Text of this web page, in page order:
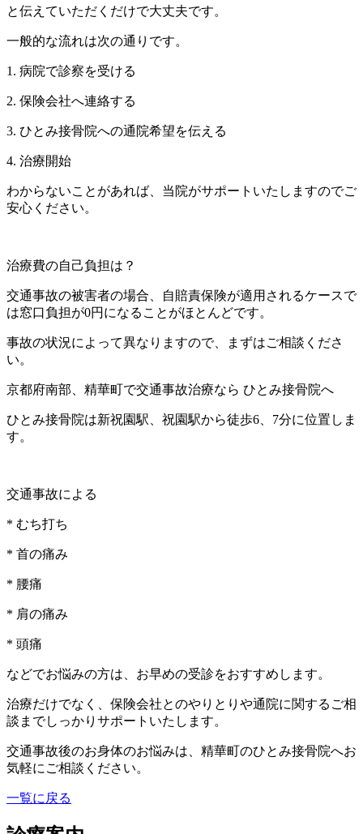
と伝えていただくだけで大丈夫です。
一般的な流れは次の通りです。
1. 病院で診察を受ける
2. 保険会社へ連絡する
3. ひとみ接骨院への通院希望を伝える
4. 治療開始
わからないことがあれば、当院がサポートいたしますのでご
安心ください。
治療費の自己負担は？
交通事故の被害者の場合、自賠責保険が適用されるケースで
は窓口負担が0円になることがほとんどです。
事故の状況によって異なりますので、まずはご相談くださ
い。
京都府南部、精華町で交通事故治療なら ひとみ接骨院へ
ひとみ接骨院は新祝園駅、祝園駅から徒歩6、7分に位置しま
す。
交通事故による
* むち打ち
* 首の痛み
* 腰痛
* 肩の痛み
* 頭痛
などでお悩みの方は、お早めの受診をおすすめします。
治療だけでなく、保険会社とのやりとりや通院に関するご相
談までしっかりサポートいたします。
交通事故後のお身体のお悩みは、精華町のひとみ接骨院へお
気軽にご相談ください。
一覧に戻る